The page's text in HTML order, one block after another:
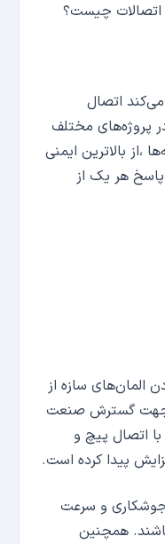
اتصالات چیست؟
اتصال
پروژه‌های مختلف
بالاترین ایمنی
هر یک از
سازه از
جهت گسترش صنعت
اتصال پیچ و
پیدا کرده است.
جوشکاری و سرعت
همچنین